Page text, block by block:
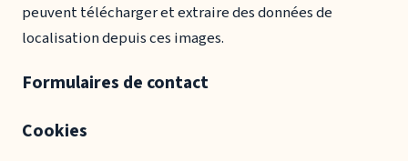
peuvent télécharger et extraire des données de
localisation depuis ces images.
Formulaires de contact
Cookies